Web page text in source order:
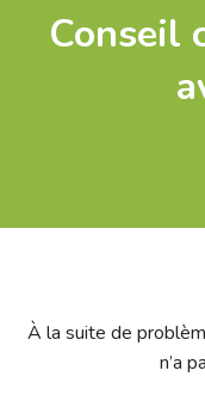
Conseil
À la suite de
n’a